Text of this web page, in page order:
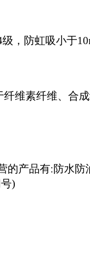
级，防虹吸小于
纤维素纤维、合
的产品有:防水防
)